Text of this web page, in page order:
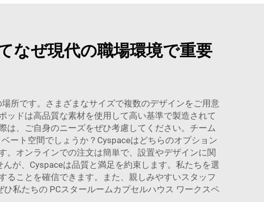
なぜ現代の職場環境で重要
所です。さまざまなサイズで複数のデザインをご用意
ッドは高品質な素材を使用して高い基準で製造されて
は、ご自身のニーズをぜひ考慮してください。チーム
ート空間でしょうか？Cyspaceはどちらのオプション
。オンラインでの注文は簡単で、設置やデザインに関
が、Cyspaceは品質と満足を約束します。私たちを選
ることを確信できます。また、親しみやすいスタッフ
ひ私たちの PCスタールームカプセルハウス ワークスペ